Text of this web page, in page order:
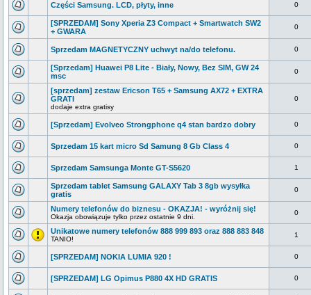
Części Samsung. LCD, płyty, inne 0
[SPRZEDAM] Sony Xperia Z3 Compact + Smartwatch SW2
+ GWARA
0
Sprzedam MAGNETYCZNY uchwyt na/do telefonu. 0
[Sprzedam] Huawei P8 Lite - Biały, Nowy, Bez SIM, GW 24
msc
0
[sprzedam] zestaw Ericson T65 + Samsung AX72 + EXTRA
GRATI
dodaje extra gratisy
0
[Sprzedam] Evolveo Strongphone q4 stan bardzo dobry 0
Sprzedam 15 kart micro Sd Samung 8 Gb Class 4 0
Sprzedam Samsunga Monte GT-S5620 1
Sprzedam tablet Samsung GALAXY Tab 3 8gb wysyłka
gratis
0
Numery telefonów do biznesu - OKAZJA! - wyróżnij się!
Okazja obowiązuje tylko przez ostatnie 9 dni.
0
Unikatowe numery telefonów 888 999 893 oraz 888 883 848
TANIO!
1
[SPRZEDAM] NOKIA LUMIA 920 ! 0
[SPRZEDAM] LG Opimus P880 4X HD GRATIS 0